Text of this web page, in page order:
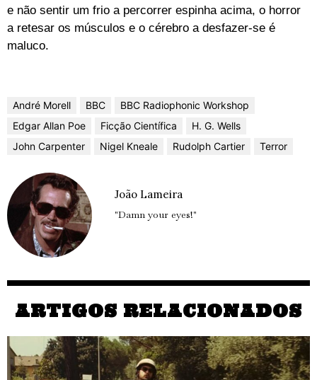
e não sentir um frio a percorrer espinha acima, o horror
a retesar os músculos e o cérebro a desfazer-se é
maluco.
André Morell BBC
BBC Radiophonic Workshop
Edgar Allan Poe
Ficção Científica
H. G. Wells
John Carpenter
Nigel Kneale Rudolph Cartier Terror
João Lameira
"Damn your eyes!"
ARTIGOS RELACIONADOS